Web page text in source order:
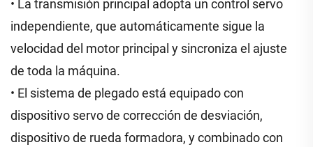
• La transmisión principal adopta un control servo
independiente, que automáticamente sigue la
velocidad del motor principal y sincroniza el ajuste
de toda la máquina.
• El sistema de plegado está equipado con
dispositivo servo de corrección de desviación,
dispositivo de rueda formadora, y combinado con